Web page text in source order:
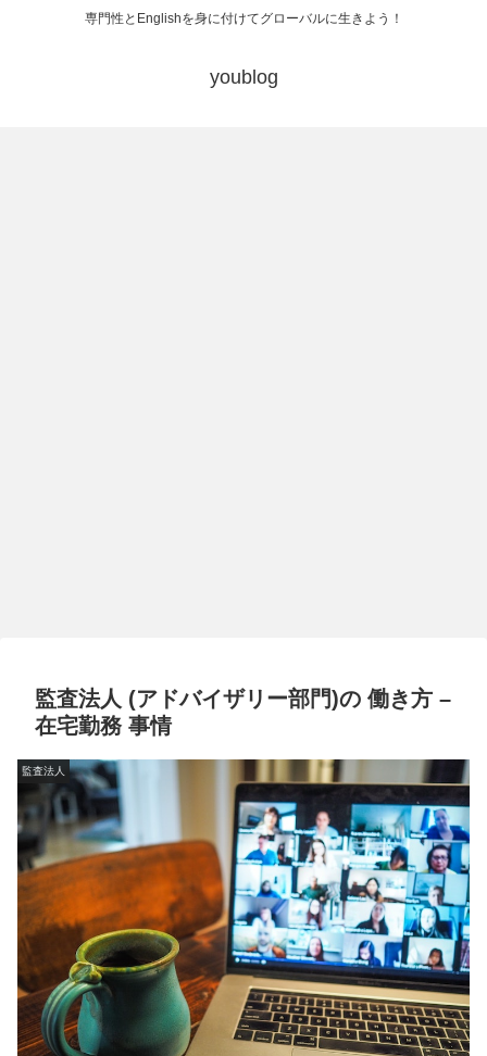
専門性とEnglishを身に付けてグローバルに生きよう！
youblog
監査法人 (アドバイザリー部門)の 働き方 –
在宅勤務 事情
監査法人